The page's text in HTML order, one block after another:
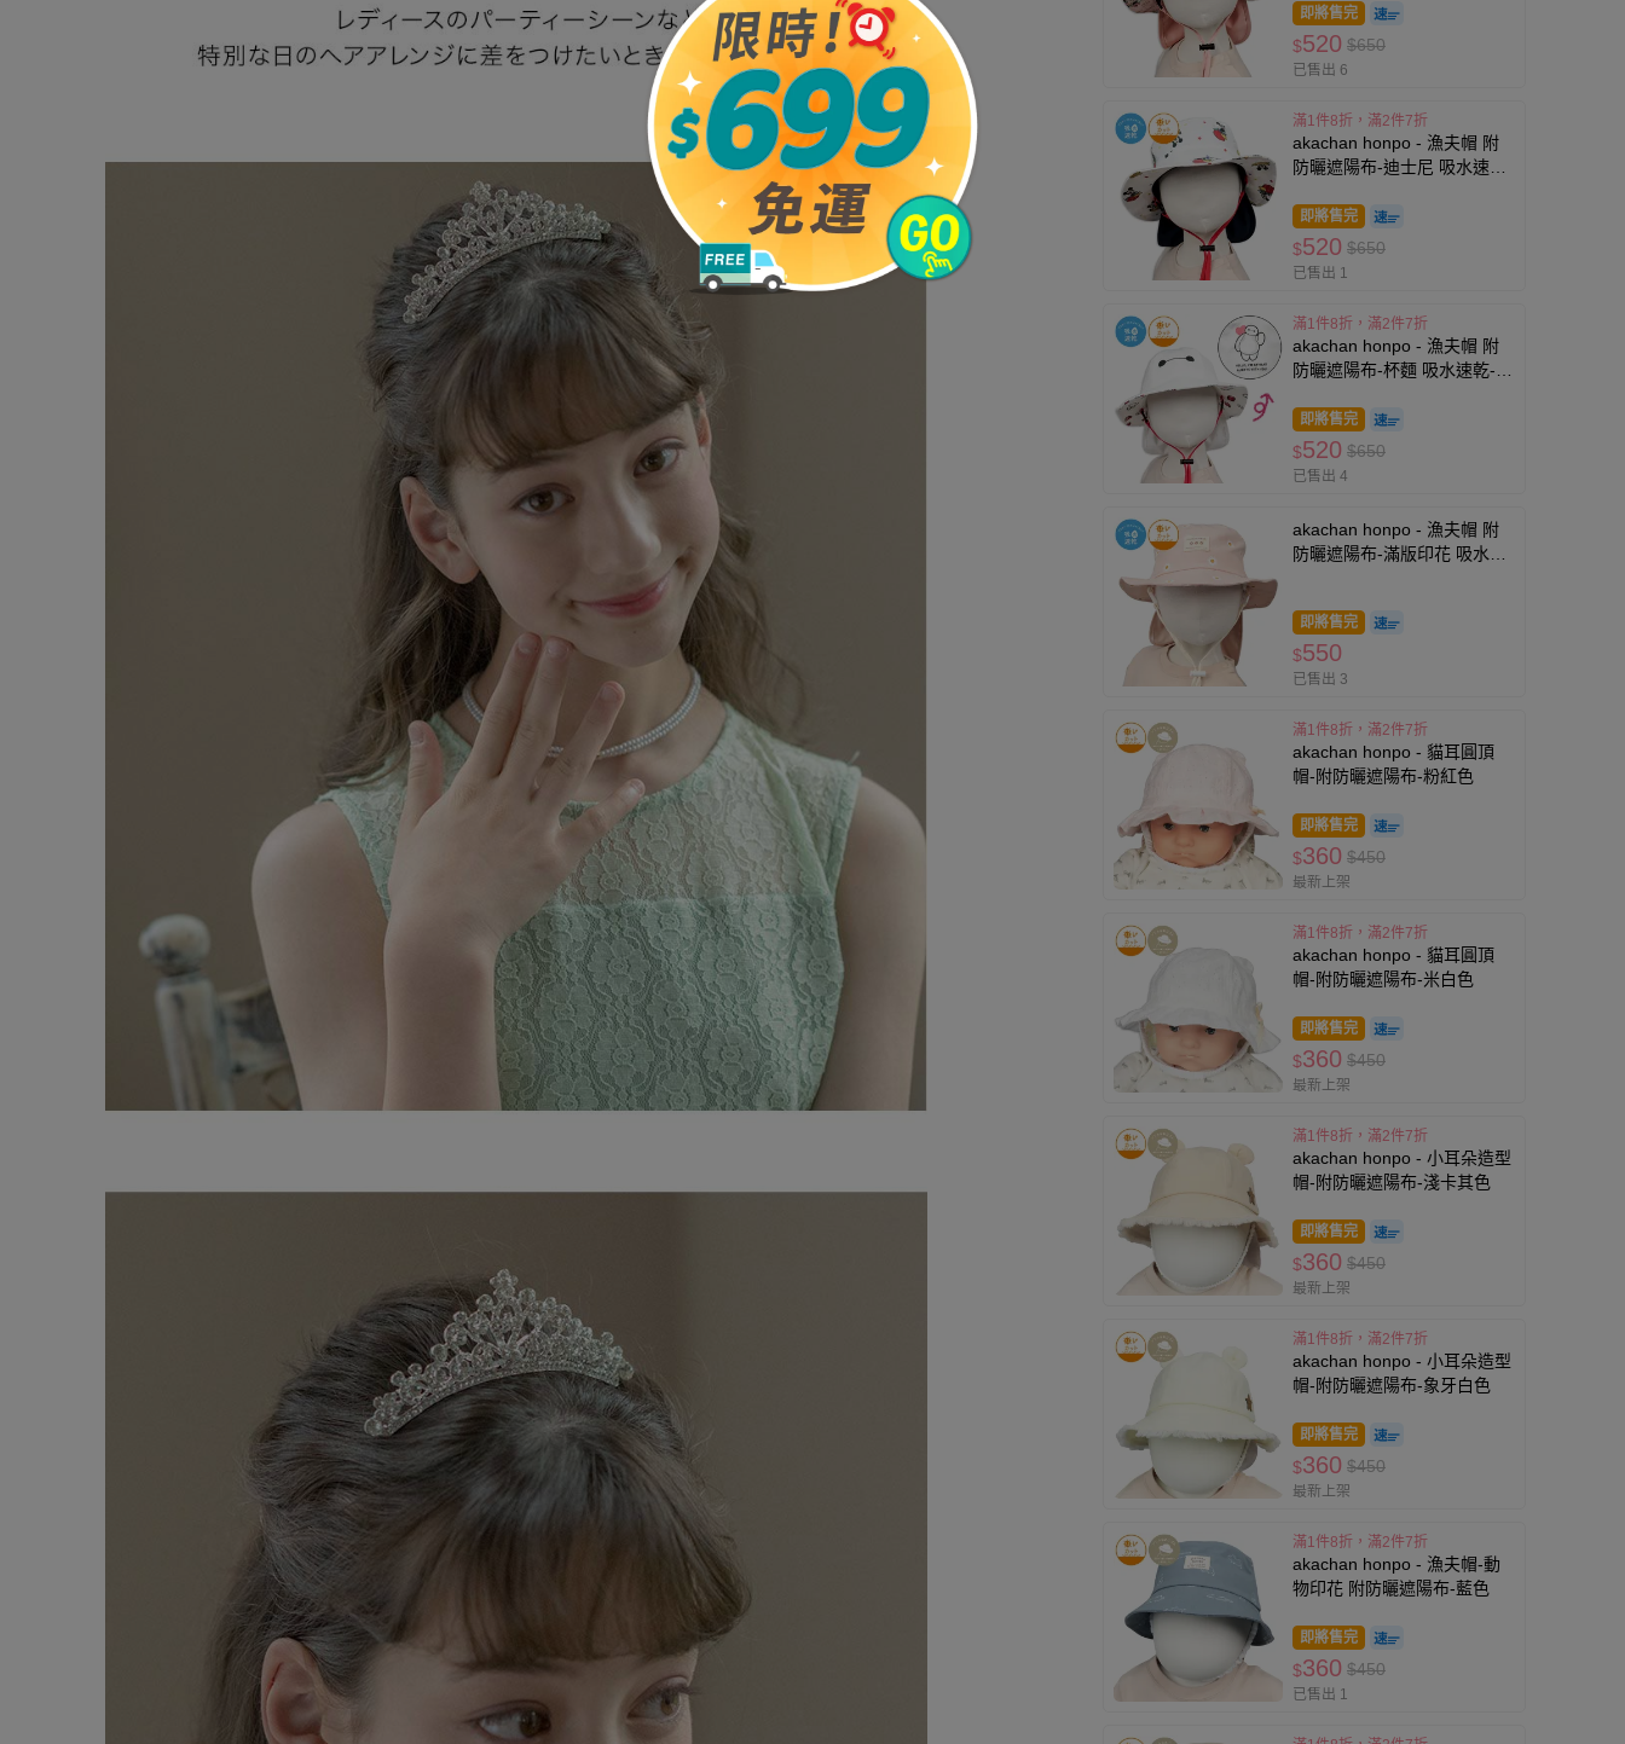
即將售完
$520 $650
已售出 6
滿1件8折，滿2件7折
akachan honpo - 漁夫帽 附
防曬遮陽布-迪士尼 吸水速乾-
即將售完
$520 $650
已售出 1
滿1件8折，滿2件7折
akachan honpo - 漁夫帽 附
防曬遮陽布-杯麵 吸水速乾-米
即將售完
$520 $650
已售出 4
akachan honpo - 漁夫帽 附
防曬遮陽布-滿版印花 吸水速
即將售完
$550
已售出 3
滿1件8折，滿2件7折
akachan honpo - 貓耳圓頂
帽-附防曬遮陽布-粉紅色
即將售完
$360 $450
最新上架
滿1件8折，滿2件7折
akachan honpo - 貓耳圓頂
帽-附防曬遮陽布-米白色
即將售完
$360 $450
最新上架
滿1件8折，滿2件7折
akachan honpo - 小耳朵造型
帽-附防曬遮陽布-淺卡其色
即將售完
$360 $450
最新上架
滿1件8折，滿2件7折
akachan honpo - 小耳朵造型
帽-附防曬遮陽布-象牙白色
即將售完
$360 $450
最新上架
滿1件8折，滿2件7折
akachan honpo - 漁夫帽-動
物印花 附防曬遮陽布-藍色
即將售完
$360 $450
已售出 1